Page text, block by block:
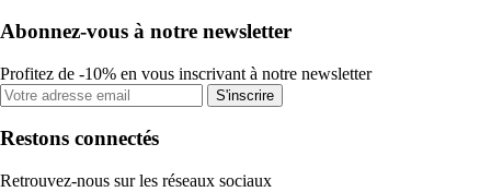
Abonnez-vous à notre newsletter
Profitez de -10% en vous inscrivant à notre newsletter
S'inscrire
Restons connectés
Retrouvez-nous sur les réseaux sociaux